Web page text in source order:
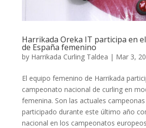
Harrikada Oreka IT participa en
de España femenino
by Harrikada Curling Taldea | Mar 3,
El equipo femenino de Harrikada
campeonato nacional de curling en
femenina. Son las actuales
participado durante este último año
nacional en los campeonatos